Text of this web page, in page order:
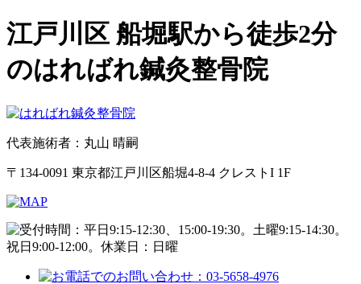
江戸川区 船堀駅から徒歩2分
のはればれ鍼灸整骨院
代表施術者：丸山 晴嗣
〒134-0091 東京都江戸川区船堀4-8-4 クレストI 1F